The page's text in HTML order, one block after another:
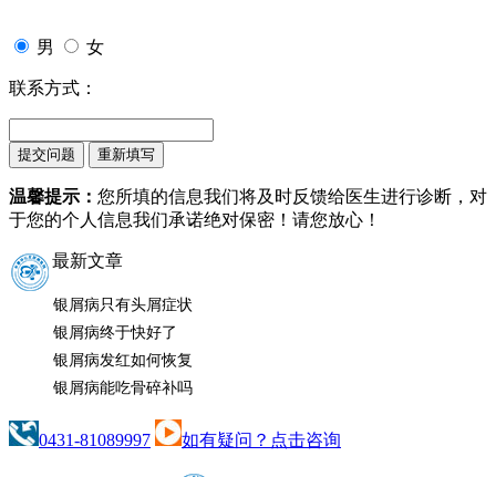
男 女
联系方式：
温馨提示： 您所填的信息我们将及时反馈给医生进行诊断，对
于您的个人信息我们承诺绝对保密！请您放心！
最新文章
银屑病只有头屑症状
银屑病终于快好了
银屑病发红如何恢复
银屑病能吃骨碎补吗
0431-81089997 如有疑问？点击咨询